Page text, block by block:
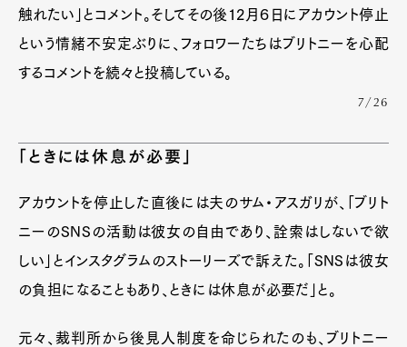
触れたい」とコメント。そしてその後12月６日にアカウント停止
という情緒不安定ぶりに、フォロワーたちはブリトニーを心配
するコメントを続々と投稿している。
7/26
「ときには休息が必要」
アカウントを停止した直後には夫のサム・アスガリが、「ブリト
ニーのSNSの活動は彼女の自由であり、詮索はしないで欲
しい」とインスタグラムのストーリーズで訴えた。「SNSは彼女
の負担になることもあり、ときには休息が必要だ」と。
元々、裁判所から後見人制度を命じられたのも、ブリトニー